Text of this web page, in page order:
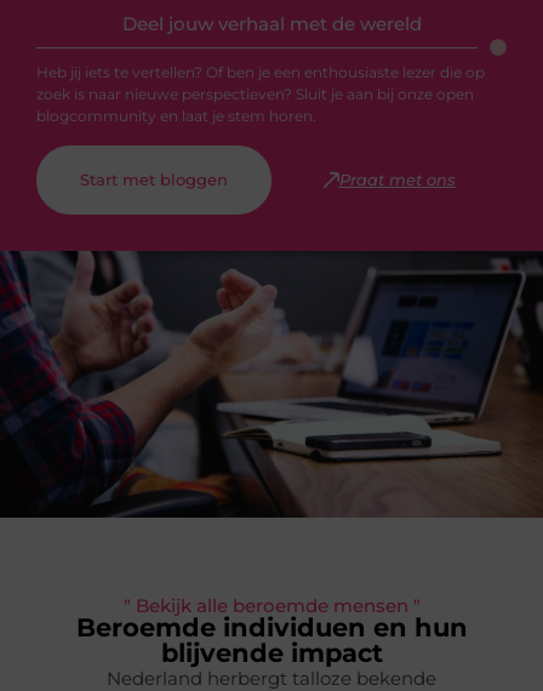
Deel jouw verhaal met de wereld
Heb jij iets te vertellen? Of ben je een enthousiaste lezer die op
zoek is naar nieuwe perspectieven? Sluit je aan bij onze open
blogcommunity en laat je stem horen.
Start met bloggen Praat met ons
" Bekijk alle beroemde mensen "
Beroemde individuen en hun
blijvende impact
Nederland herbergt talloze bekende